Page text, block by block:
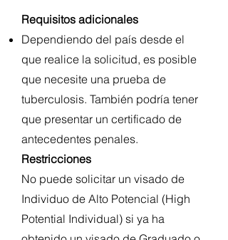
Requisitos adicionales
Dependiendo del país desde el
que realice la solicitud, es posible
que necesite una prueba de
tuberculosis. También podría tener
que presentar un certificado de
antecedentes penales.
Restricciones
No puede solicitar un visado de
Individuo de Alto Potencial (High
Potential Individual) si ya ha